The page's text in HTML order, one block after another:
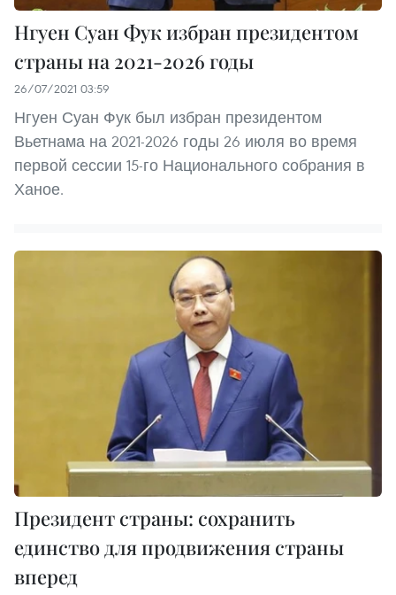
Нгуен Суан Фук избран президентом
страны на 2021-2026 годы
26/07/2021 03:59
Нгуен Суан Фук был избран президентом
Вьетнама на 2021-2026 годы 26 июля во время
первой сессии 15-го Национального собрания в
Ханое.
Президент страны: сохранить
единство для продвижения страны
вперед